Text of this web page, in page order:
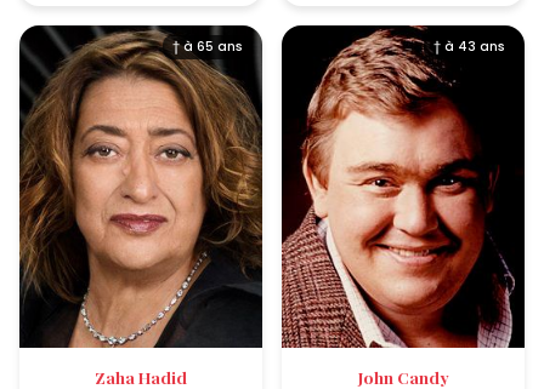
† à 65 ans
Zaha Hadid
† à 43 ans
John Candy